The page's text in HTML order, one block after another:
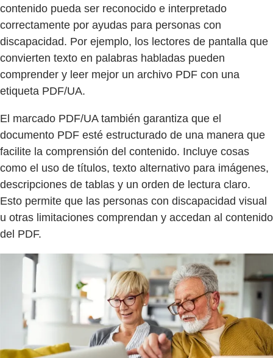
contenido pueda ser reconocido e interpretado
correctamente por ayudas para personas con
discapacidad. Por ejemplo, los lectores de pantalla que
convierten texto en palabras habladas pueden
comprender y leer mejor un archivo PDF con una
etiqueta PDF/UA.
El marcado PDF/UA también garantiza que el
documento PDF esté estructurado de una manera que
facilite la comprensión del contenido. Incluye cosas
como el uso de títulos, texto alternativo para imágenes,
descripciones de tablas y un orden de lectura claro.
Esto permite que las personas con discapacidad visual
u otras limitaciones comprendan y accedan al contenido
del PDF.